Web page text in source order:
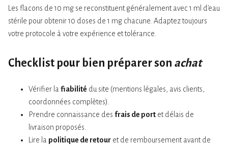
Les flacons de 10 mg se reconstituent généralement avec 1 ml d’eau
stérile pour obtenir 10 doses de 1 mg chacune. Adaptez toujours
votre protocole à votre expérience et tolérance.
Checklist pour bien préparer son achat
Vérifier la fiabilité du site (mentions légales, avis clients,
coordonnées complètes).
Prendre connaissance des frais de port et délais de
livraison proposés.
Lire la politique de retour et de remboursement avant de